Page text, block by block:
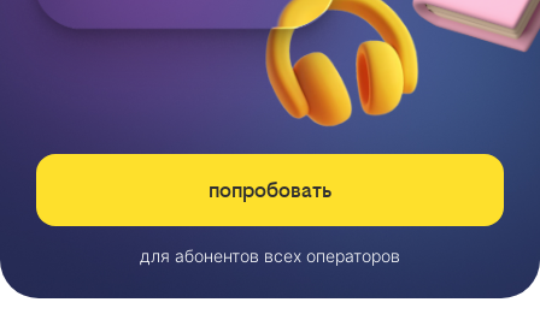
попробовать
для абонентов всех операторов